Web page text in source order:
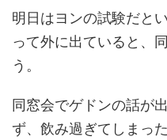
明日はヨンの試験だと
って外に出ていると、
う。
同窓会でゲドンの話が
ず、飲み過ぎてしまっ